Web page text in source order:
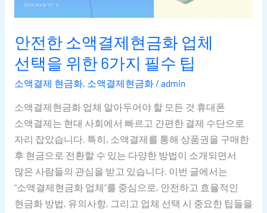
안전한 소액결제현금화 업체
선택을 위한 6가지 필수 팁
소액결제 현금화, 소액결제현금화/ admin
소액결제현금화 업체 알아두어야 할 모든 것 휴대폰
소액결제는 현대 사회에서 빠르고 간편한 결제 수단으로
자리 잡았습니다. 특히, 소액결제를 통해 상품권을 구매한
후 현금으로 전환할 수 있는 다양한 방법이 소개되면서
많은 사람들의 관심을 받고 있습니다. 이번 글에서는
“소액결제현금화 업체”를 중심으로, 안전하고 효율적인
현금화 방법, 유의사항, 그리고 업체 선택 시 중요한 팁들을